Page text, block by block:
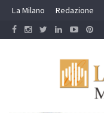
Skip
content
La Milano Redazione